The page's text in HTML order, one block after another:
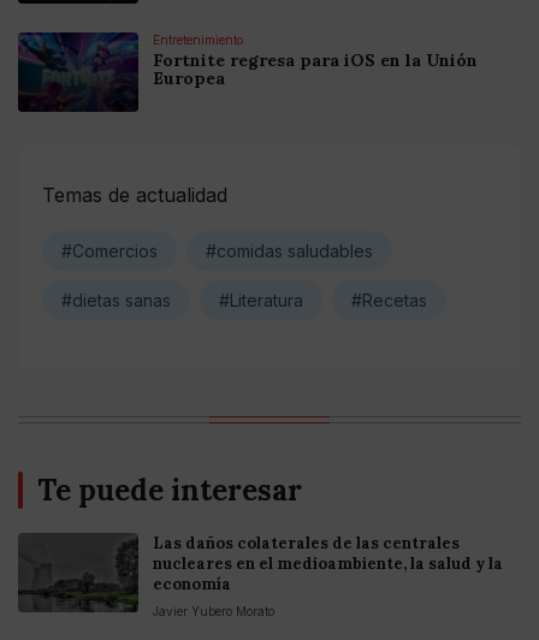
Entretenimiento
Fortnite regresa para iOS en la Unión
Europea
Temas de actualidad
#Comercios #comidas saludables
#dietas sanas #Literatura #Recetas
Te puede interesar
Las daños colaterales de las centrales
nucleares en el medioambiente, la salud y la
economía
Javier Yubero Morato